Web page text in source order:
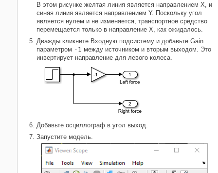
В этом рисунке желтая линия является направлением X, и
синяя линия является направлением Y. Поскольку угол
является нулем и не изменяется, транспортное средство
перемещается только в направление X, как ожидалось.
Дважды кликните Входную подсистему и добавьте Gain
параметром -1 между источником и вторым выходом. Это
инвертирует направление для левого колеса.
Добавьте осциллограф в угол выход.
Запустите модель.